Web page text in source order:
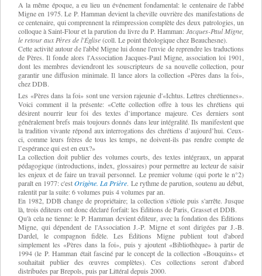
A la même époque, a eu lieu un événement fondamental: le centenaire de l'abbé
Migne en 1975. Le P. Hamman devient la cheville ouvrière des manifestations de
ce centenaire, qui comprennent la réimpression complète des deux patrologies, un
colloque à Saint-Flour et la parution du livre du P. Hamman:Jacques-Paul Migne,
le retour aux Pères de l'Église(coll. Le point théologique chez Beauchesne).
Cette activité autour de l'abbé Migne lui donne l'envie de reprendre les traductions
de Pères. Il fonde alors l'Association Jacques-Paul Migne, association loi 1901,
dont les membres deviendront les souscripteurs de sa nouvelle collection, pour
garantir une diffusion minimale. Il lance alors la collection «Pères dans la foi»,
chez DDB.
Les «Pères dans la foi» sont une version rajeunie d'«Ichtus. Lettres chrétiennes».
Voici comment il la présente: «Cette collection offre à tous les chrétiens qui
désirent nourrir leur foi des textes d’importance majeure. Ces derniers sont
généralement brefs mais toujours donnés dans leur intégralité. Ils manifestent que
la tradition vivante répond aux interrogations des chrétiens d’aujourd’hui. Ceux-
ci, comme leurs frères de tous les temps, ne doivent-ils pas rendre compte de
l’espérance qui est en eux?»
La collection doit publier des volumes courts, des textes intégraux, un apparat
pédagogique (introductions, index, glossaires) pour permettre au lecteur de saisir
les enjeux et de faire un travail personnel. Le premier volume (qui porte le n°2)
paraît en 1977: c'estOrigène. La Prière. Le rythme de parution, soutenu au début,
ralentit par la suite: 6 volumes puis 4 volumes par an.
En 1982, DDB change de propriétaire; la collection s'étiole puis s'arrête. Jusque
là, trois éditeurs ont donc déclaré forfait: les Éditions de Paris, Grasset et DDB.
Qu'à cela ne tienne: le P. Hamman devient éditeur, avec la fondation des Éditions
Migne, qui dépendent de l'Association J.-P. Migne et sont dirigées par J.-B.
Dardel, le compagnon fidèle. Les Éditions Migne publient tout d'abord
simplement les «Pères dans la foi», puis y ajoutent «Bibliothèque» à partir de
1994 (le P. Hamman était fasciné par le concept de la collection «Bouquins» et
souhaitait publier des œuvres complètes). Ces collections seront d'abord
distribuées par Brepols, puis par Littéral depuis 2000.